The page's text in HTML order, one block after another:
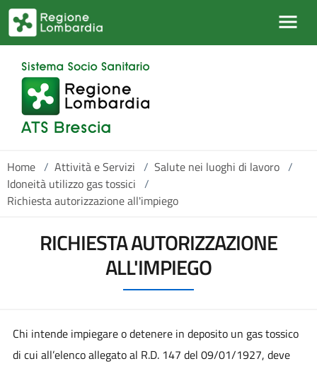
Salta al contenuto principale
Home / Attività e Servizi / Salute nei luoghi di lavoro /
Idoneità utilizzo gas tossici /
Richiesta autorizzazione all'impiego
RICHIESTA AUTORIZZAZIONE
ALL'IMPIEGO
Chi intende impiegare o detenere in deposito un gas tossico
di cui all’elenco allegato al R.D. 147 del 09/01/1927, deve